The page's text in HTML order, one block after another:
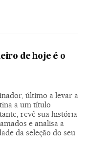
de hoje é o
último a levar a
a um título
revê sua história
e analisa a
da seleção do seu